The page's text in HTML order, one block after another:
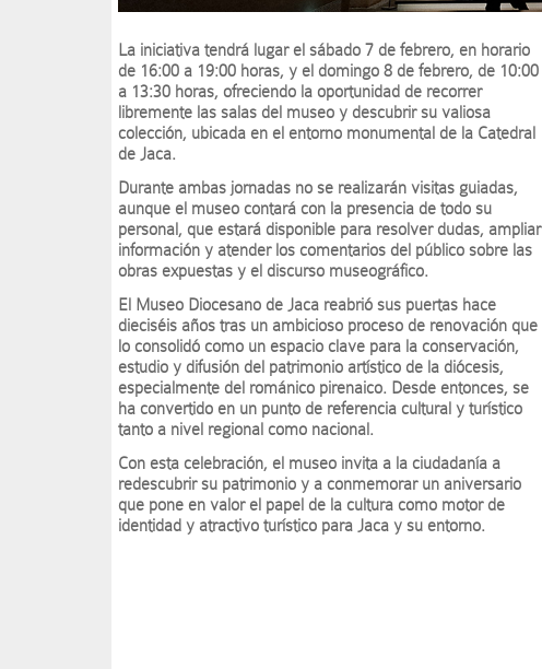
La iniciativa tendrá lugar el sábado 7 de febrero, en horario
de 16:00 a 19:00 horas, y el domingo 8 de febrero, de 10:00
a 13:30 horas, ofreciendo la oportunidad de recorrer
libremente las salas del museo y descubrir su valiosa
colección, ubicada en el entorno monumental de la Catedral
de Jaca.
Durante ambas jornadas no se realizarán visitas guiadas,
aunque el museo contará con la presencia de todo su
personal, que estará disponible para resolver dudas, ampliar
información y atender los comentarios del público sobre las
obras expuestas y el discurso museográfico.
El Museo Diocesano de Jaca reabrió sus puertas hace
dieciséis años tras un ambicioso proceso de renovación que
lo consolidó como un espacio clave para la conservación,
estudio y difusión del patrimonio artístico de la diócesis,
especialmente del románico pirenaico. Desde entonces, se
ha convertido en un punto de referencia cultural y turístico
tanto a nivel regional como nacional.
Con esta celebración, el museo invita a la ciudadanía a
redescubrir su patrimonio y a conmemorar un aniversario
que pone en valor el papel de la cultura como motor de
identidad y atractivo turístico para Jaca y su entorno.